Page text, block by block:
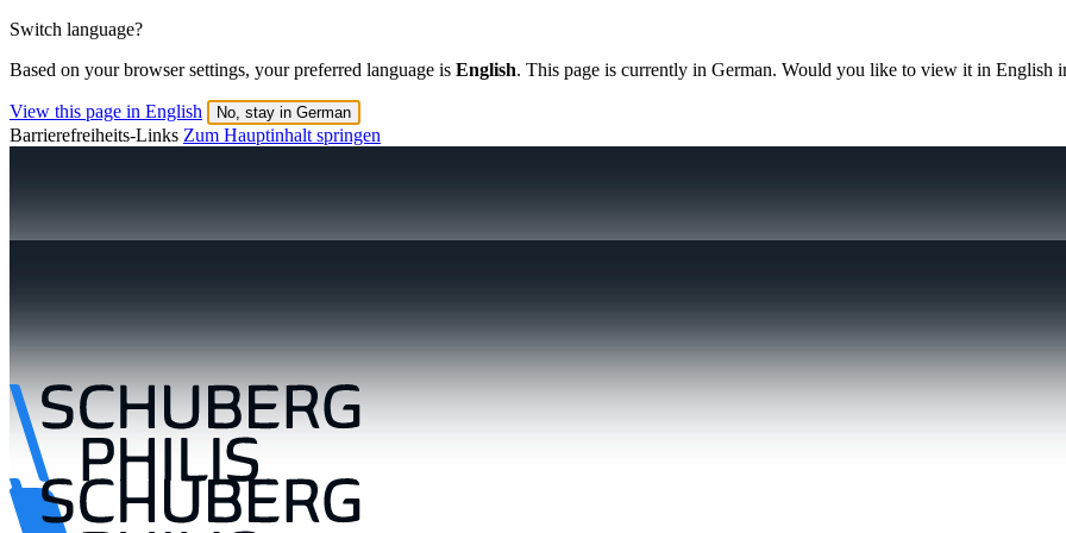
Switch language?
Based on your browser settings, your preferred language is English. This page is currently in German. Would you like to view it in English
View this page in English No, stay in German
Barrierefreiheits-Links Zum Hauptinhalt springen